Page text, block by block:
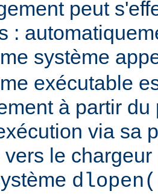
peut
:
système
exécutable
à partir du
via sa
vers le